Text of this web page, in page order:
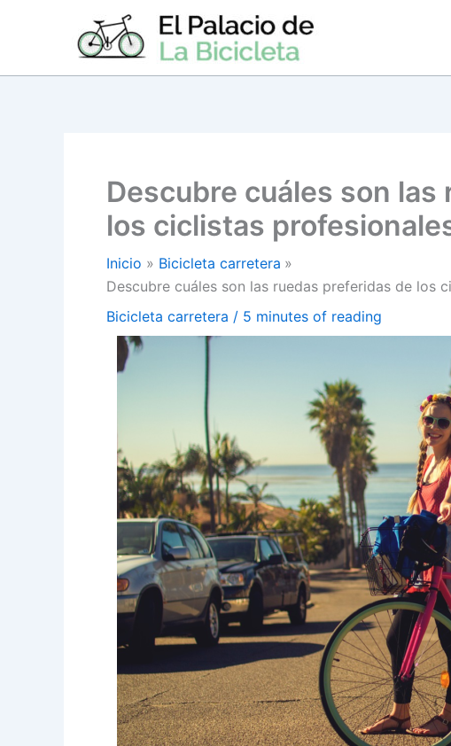
Descubre cuáles son
los ciclistas
Inicio
Bicicleta carretera
Descubre cuáles son las ruedas preferidas de los
Bicicleta carretera / 5 minutes of reading